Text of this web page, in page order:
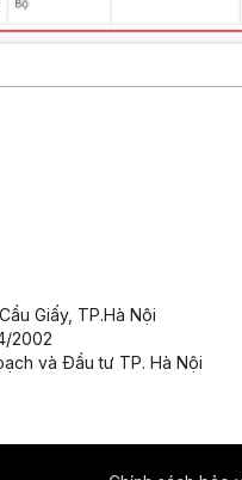
Giấy, TP.Hà Nội
2002
và Đầu tư TP. Hà Nội